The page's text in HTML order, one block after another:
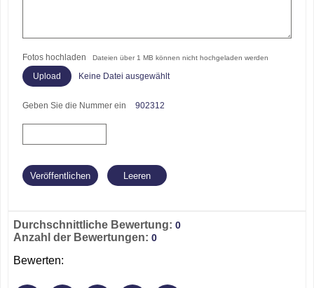
Fotos hochladen Dateien über 1 MB können nicht hochgeladen werden
Keine Datei ausgewählt
Geben Sie die Nummer ein 902312
Durchschnittliche Bewertung: 0
Anzahl der Bewertungen: 0
Bewerten: